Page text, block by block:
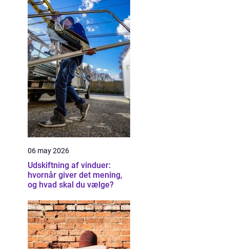
06 may 2026
Udskiftning af vinduer:
hvornår giver det mening,
og hvad skal du vælge?